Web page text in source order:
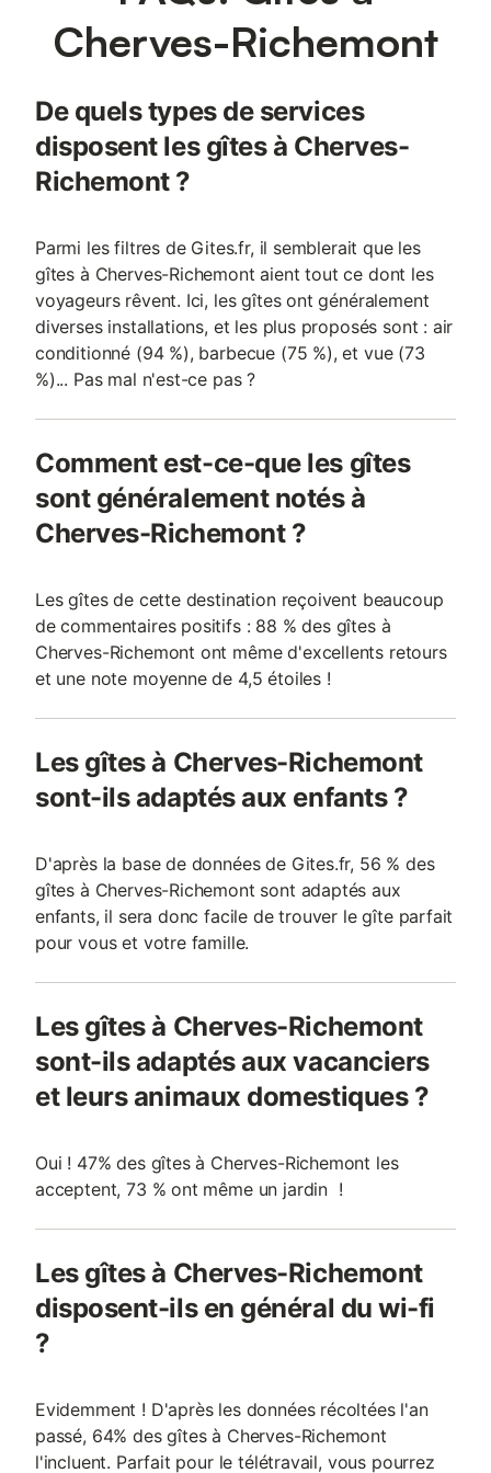
randonnée, de pêche et de visites à pied. Un service de
Charente.
Cherves-Richemont
De quels types de services
disposent les gîtes à Cherves-
Richemont ?
Parmi les filtres de Gites.fr, il semblerait que les
gîtes à Cherves-Richemont aient tout ce dont les
voyageurs rêvent. Ici, les gîtes ont généralement
diverses installations, et les plus proposés sont : air
conditionné (94 %), barbecue (75 %), et vue (73
%)... Pas mal n'est-ce pas ?
Comment est-ce-que les gîtes
sont généralement notés à
Cherves-Richemont ?
Les gîtes de cette destination reçoivent beaucoup
de commentaires positifs : 88 % des gîtes à
Cherves-Richemont ont même d'excellents retours
et une note moyenne de 4,5 étoiles !
Les gîtes à Cherves-Richemont
sont-ils adaptés aux enfants ?
D'après la base de données de Gites.fr, 56 % des
gîtes à Cherves-Richemont sont adaptés aux
enfants, il sera donc facile de trouver le gîte parfait
pour vous et votre famille.
Les gîtes à Cherves-Richemont
sont-ils adaptés aux vacanciers
et leurs animaux domestiques ?
Oui ! 47% des gîtes à Cherves-Richemont les
acceptent, 73 % ont même un jardin !
Les gîtes à Cherves-Richemont
disposent-ils en général du wi-fi
?
Evidemment ! D'après les données récoltées l'an
passé, 64% des gîtes à Cherves-Richemont
l'incluent. Parfait pour le télétravail, vous pourrez